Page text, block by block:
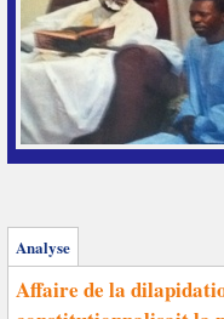
Analyse
Affaire de la